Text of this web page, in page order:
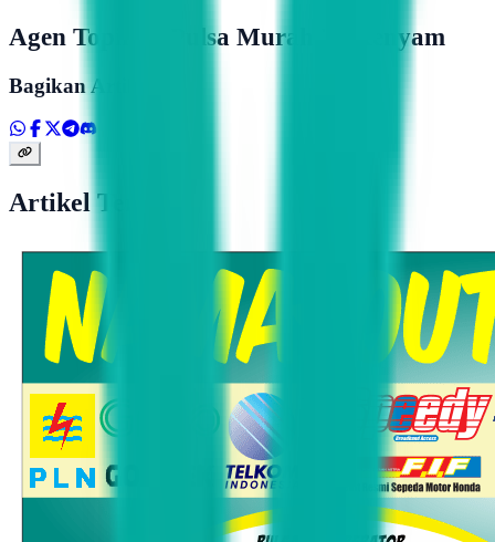
Agen Topindo Pulsa Murah Di Kenyam
Bagikan Artikel
Artikel Terkait